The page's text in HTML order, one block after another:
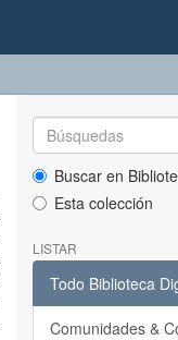
Buscar en
Esta colección
LISTAR
Todo Biblioteca
Comunidades &